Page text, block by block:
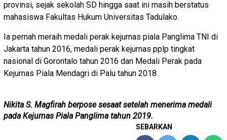
provinsi, sejak sekolah SD hingga saat ini masih berstatus
mahasiswa Fakultas Hukum Universitas Tadulako.
Ia pernah meraih medali perak kejurnas piala Panglima TNI di
Jakarta tahun 2016, medali perak kejurnas pplp tingkat
nasional di Gorontalo tahun 2016 dan Medali Perak pada
Kejurnas Piala Mendagri di Palu tahun 2018.
Nikita S. Magfirah berpose sesaat setelah menerima medali
pada Kejurnas Piala Panglima tahun 2019.
SEBARKAN